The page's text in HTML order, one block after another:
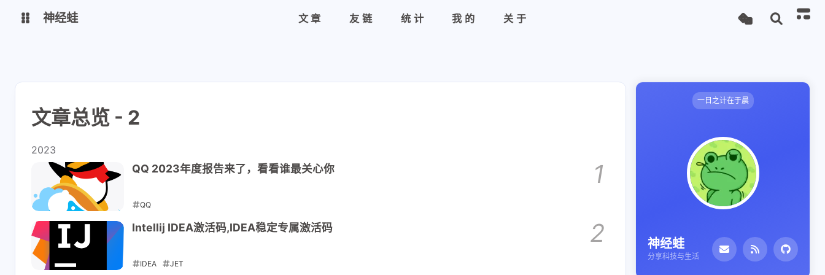
我的主页 芈亓
线路一
ChatGPT
知识速查
神经蛙 文章 友链 统计 我的 关于
文章总览 - 2
2023
QQ 2023年度报告来了，看看谁最关心你 1
QQ
2023-12-25
Intellij IDEA激活码,IDEA稳定专属激活码 2
IDEA JET
一日之计在于晨
神经蛙
分享科技与生活